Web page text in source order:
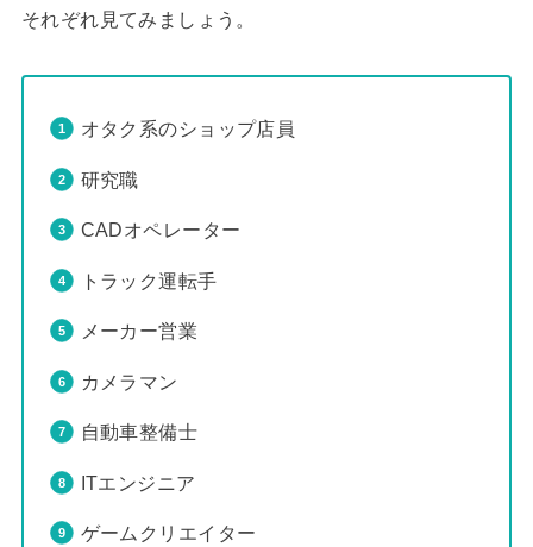
それぞれ見てみましょう。
オタク系のショップ店員
研究職
CADオペレーター
トラック運転手
メーカー営業
カメラマン
自動車整備士
ITエンジニア
ゲームクリエイター